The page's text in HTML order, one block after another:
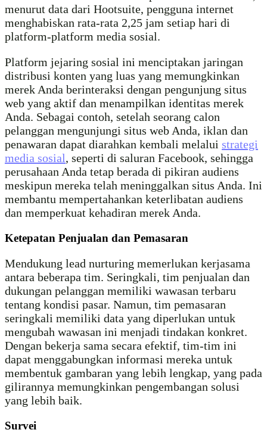
menurut data dari Hootsuite, pengguna internet
menghabiskan rata-rata 2,25 jam setiap hari di
platform-platform media sosial.
Platform jejaring sosial ini menciptakan jaringan
distribusi konten yang luas yang memungkinkan
merek Anda berinteraksi dengan pengunjung situs
web yang aktif dan menampilkan identitas merek
Anda. Sebagai contoh, setelah seorang calon
pelanggan mengunjungi situs web Anda, iklan dan
penawaran dapat diarahkan kembali melalui strategi
media sosial, seperti di saluran Facebook, sehingga
perusahaan Anda tetap berada di pikiran audiens
meskipun mereka telah meninggalkan situs Anda. Ini
membantu mempertahankan keterlibatan audiens
dan memperkuat kehadiran merek Anda.
Ketepatan Penjualan dan Pemasaran
Mendukung lead nurturing memerlukan kerjasama
antara beberapa tim. Seringkali, tim penjualan dan
dukungan pelanggan memiliki wawasan terbaru
tentang kondisi pasar. Namun, tim pemasaran
seringkali memiliki data yang diperlukan untuk
mengubah wawasan ini menjadi tindakan konkret.
Dengan bekerja sama secara efektif, tim-tim ini
dapat menggabungkan informasi mereka untuk
membentuk gambaran yang lebih lengkap, yang pada
gilirannya memungkinkan pengembangan solusi
yang lebih baik.
Survei